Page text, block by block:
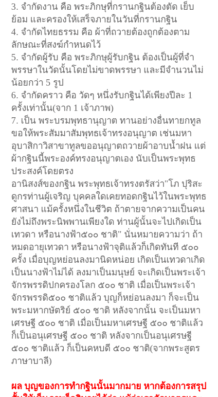
3. จำกัดงาน คือ พระภิกษุที่กรานกฐินต้องตัด เย็บ
ย้อม และครองให้เสร็จภายในวันที่กรานกฐิน
4. จำกัดไทยธรรม คือ ผ้าที่ถวายต้องถูกต้องตาม
ลักษณะที่สงฆ์กำหนดไว้
5. จำกัดผู้รับ คือ พระภิกษุผู้รับกฐิน ต้องเป็นผู้ที่จำ
พรรษาในวัดนั้นโดยไม่ขาดพรรษา และมีจำนวนไม่
น้อยกว่า 5 รูป
6. จำกัดคราว คือ วัดๆ หนึ่งรับกฐินได้เพียงปีละ 1
ครั้งเท่านั้น(จาก 1 เจ้าภาพ)
7. เป็น พระบรมพุทธานุญาต ทานอย่างอื่นทายกทูล
ขอให้พระสัมมาสัมพุทธเจ้าทรงอนุญาต เช่นมหา
อุบาสิกาวิสาขาทูลขออนุญาตถวายผ้าอาบน้ำฝน แต่
ผ้ากฐินนี้พระองค์ทรงอนุญาตเอง นับเป็นพระพุทธ
ประสงค์โดยตรง
อานิสงส์ของกฐิน พระพุทธเจ้าทรงตรัสว่า"โภ ปุริสะ
ดูกรท่านผู้เจริญ บุคคลใดเคยทอดกฐินไว้ในพระพุทธ
ศาสนา แม้ครั้งหนึ่งในชีวิต ถ้าตายจากความเป็นคน
ยังไม่ถึงพระนิพพานเพียงใด ท่านผู้นั้นจะไปเกิดเป็น
เทวดา หรือนางฟ้า๕๐๐ ชาติ" นั่นหมายความว่า ถ้า
หมดอายุเทวดา หรือนางฟ้าจุติแล้วก็เกิดทันที ๕๐๐
ครั้ง เมื่อบุญหย่อนลงมานิดหน่อย เกิดเป็นเทวดาเกิด
เป็นนางฟ้าไม่ได้ ลงมาเป็นมนุษย์ จะเกิดเป็นพระเจ้า
จักรพรรดิปกครองโลก ๕๐๐ ชาติ เมื่อเป็นพระเจ้า
จักรพรรดิ๕๐๐ ชาติแล้ว บุญก็หย่อนลงมา ก็จะเป็น
พระมหากษัตริย์ ๕๐๐ ชาติ หลังจากนั้น จะเป็นมหา
เศรษฐี ๕๐๐ ชาติ เมื่อเป็นมหาเศรษฐี ๕๐๐ ชาติแล้ว
ก็เป็นอนุเศรษฐี ๕๐๐ ชาติ หลังจากเป็นอนุเศรษฐี
๕๐๐ ชาติแล้ว ก็เป็นคหบดี ๕๐๐ ชาติ(จากพระสูตร
ภาษาบาลี)
ผล บุญของการทำกฐินนั้นมากมาย หากต้องการสรุป